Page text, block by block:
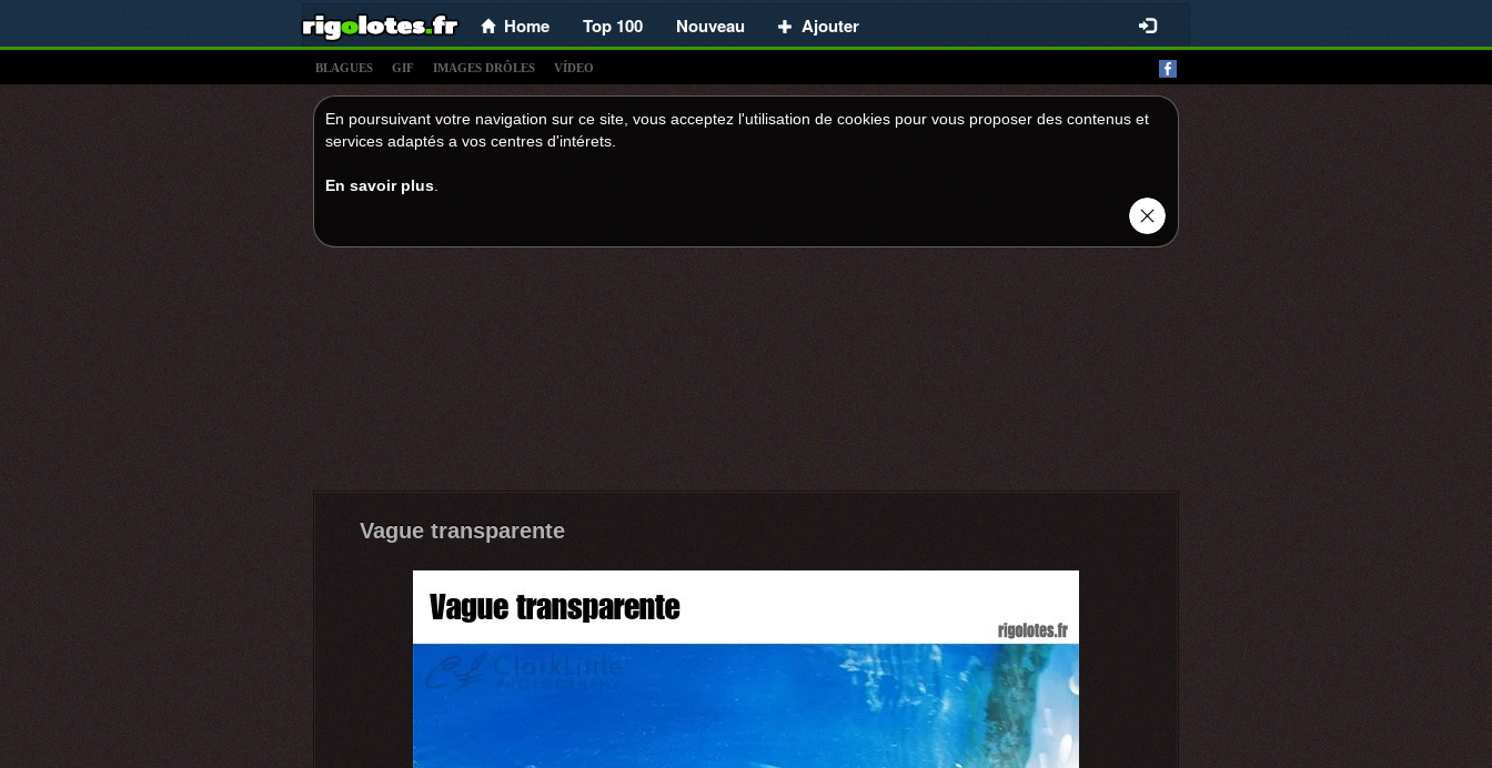
Home Top 100 Nouveau Ajouter
BLAGUES GIF IMAGES DRÔLES VÍDEO
En poursuivant votre navigation sur ce site, vous acceptez l'utilisation de cookies pour vous proposer des contenus et
services adaptés a vos centres d'intérets.
En savoir plus
Vague transparente